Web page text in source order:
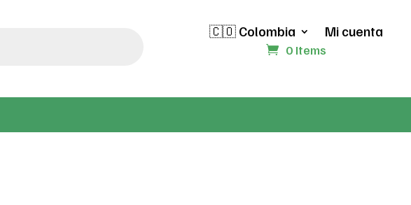
🇨🇴 Colombia Mi cuenta
0 Items